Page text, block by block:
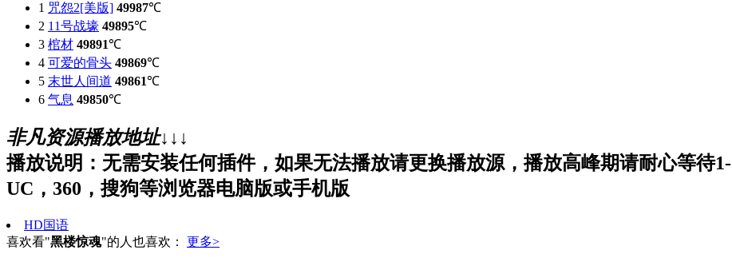
1 咒怨2[美版] 49987℃
2 11号战壕 49895℃
3 棺材 49891℃
4 可爱的骨头 49869℃
5 末世人间道 49861℃
6 气息 49850℃
非凡资源播放地址↓↓↓
播放说明：无需安装任何插件，如果无法播放请更换播放源，播放高峰期请耐心等待
UC，360，搜狗等浏览器电脑版或手机版
HD国语
喜欢看"黑楼惊魂"的人也喜欢： 更多>